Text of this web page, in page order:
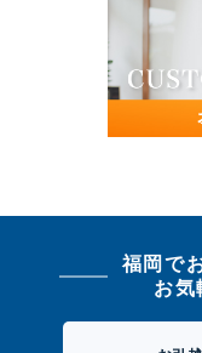
福岡で
お気